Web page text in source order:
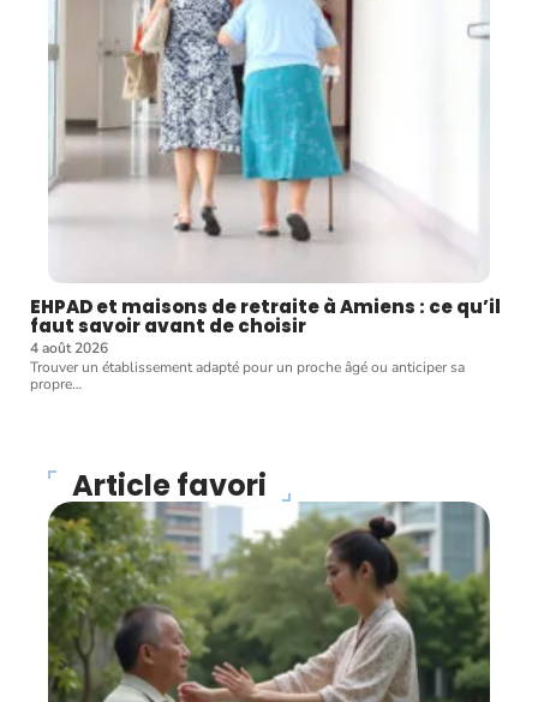
EHPAD et maisons de retraite à Amiens : ce qu’il
faut savoir avant de choisir
4 août 2026
Trouver un établissement adapté pour un proche âgé ou anticiper sa
propre…
Article favori